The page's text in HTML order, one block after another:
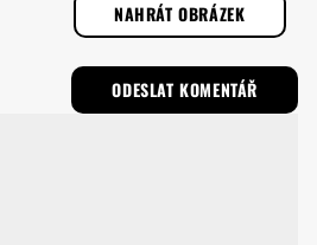
NAHRÁT OBRÁZEK